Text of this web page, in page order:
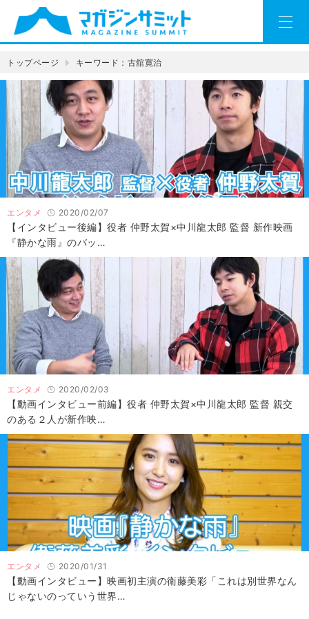
トップページ キーワード：古舘寛治
エンタメ 2020/02/07
【インタビュー後編】役者 仲野太賀×中川龍太郎 監督 新作映画
『静かな雨』のバッ…
エンタメ 2020/02/03
【動画インタビュー前編】役者 仲野太賀×中川龍太郎 監督 親交
のある２人が新作映…
エンタメ 2020/01/31
【動画インタビュー】映画初主演の衛藤美彩「これは別世界なん
じゃないのっていう世界…